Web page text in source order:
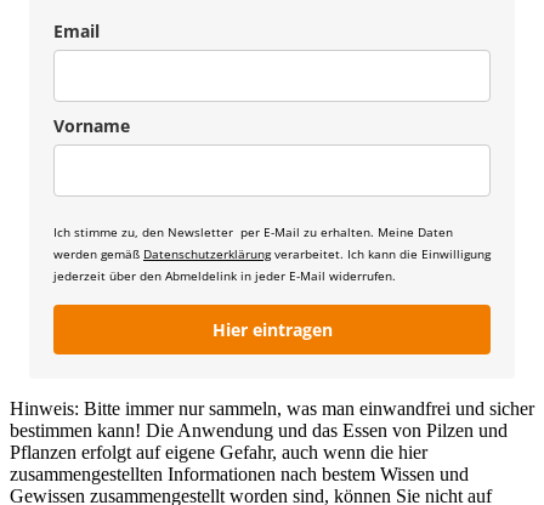
Email
Vorname
Ich stimme zu, den Newsletter per E-Mail zu erhalten. Meine Daten
werden gemäß Datenschutzerklärungverarbeitet. Ich kann die Einwilligung
jederzeit über den Abmeldelink in jeder E-Mail widerrufen.
Hier eintragen
Hinweis: Bitte immer nur sammeln, was man einwandfrei und sicher
bestimmen kann! Die Anwendung und das Essen von Pilzen und
Pflanzen erfolgt auf eigene Gefahr, auch wenn die hier
zusammengestellten Informationen nach bestem Wissen und
Gewissen zusammengestellt worden sind, können Sie nicht auf